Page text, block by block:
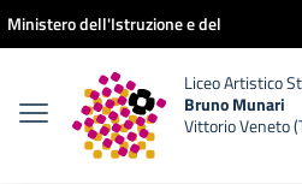
Vai ai contenuti
Vai al menu di navigazione
Vai al footer
Ministero dell'Istruzione e del
Liceo Artistico
Bruno Munari
Vittorio Veneto